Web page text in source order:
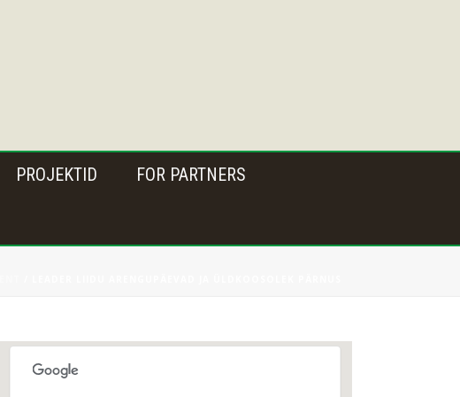
PROJEKTID FOR PARTNERS